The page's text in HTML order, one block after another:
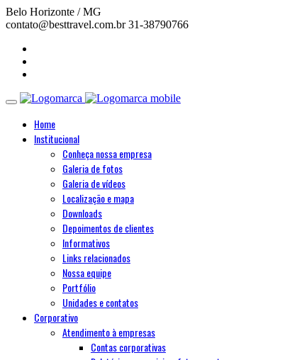
Belo Horizonte / MG
contato@besttravel.com.br 31-38790766
Home
Institucional
Conheça nossa empresa
Galeria de fotos
Galeria de vídeos
Localização e mapa
Downloads
Depoimentos de clientes
Informativos
Links relacionados
Nossa equipe
Portfólio
Unidades e contatos
Corporativo
Atendimento à empresas
Contas corporativas